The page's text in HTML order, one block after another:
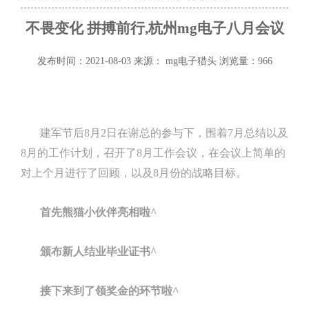
不畏变化 拼搏前行,杭州mg电子八月会议
发布时间：2021-08-03 来源： mg电子猎头 浏览量：966
建军节后8月2日在谢总的参与下，围着7月总结以及
8月的工作计划，召开了8月工作会议，在会议上简单的
对上个月进行了回顾，以及8月份的战略目标。
首先熊猫小伙伴亮相啦^
颁布新人结业毕业证书^
接下来到了领奖金的环节啦^